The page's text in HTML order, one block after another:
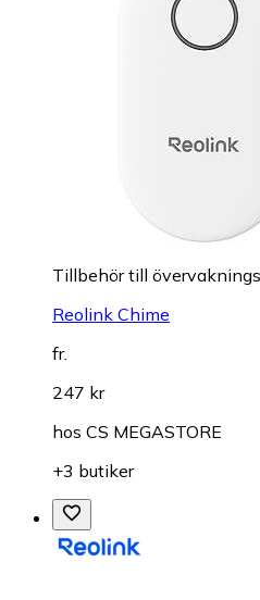
Tillbehör till
Reolink Chime
fr.
247 kr
hos CS MEGASTORE
+3 butiker